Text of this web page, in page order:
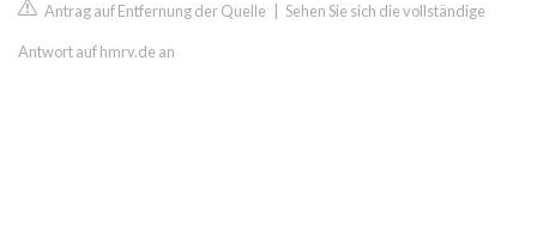
Antrag auf Entfernung der Quelle Sehen Sie sich die vollständige
Antwort auf hmrv.de an